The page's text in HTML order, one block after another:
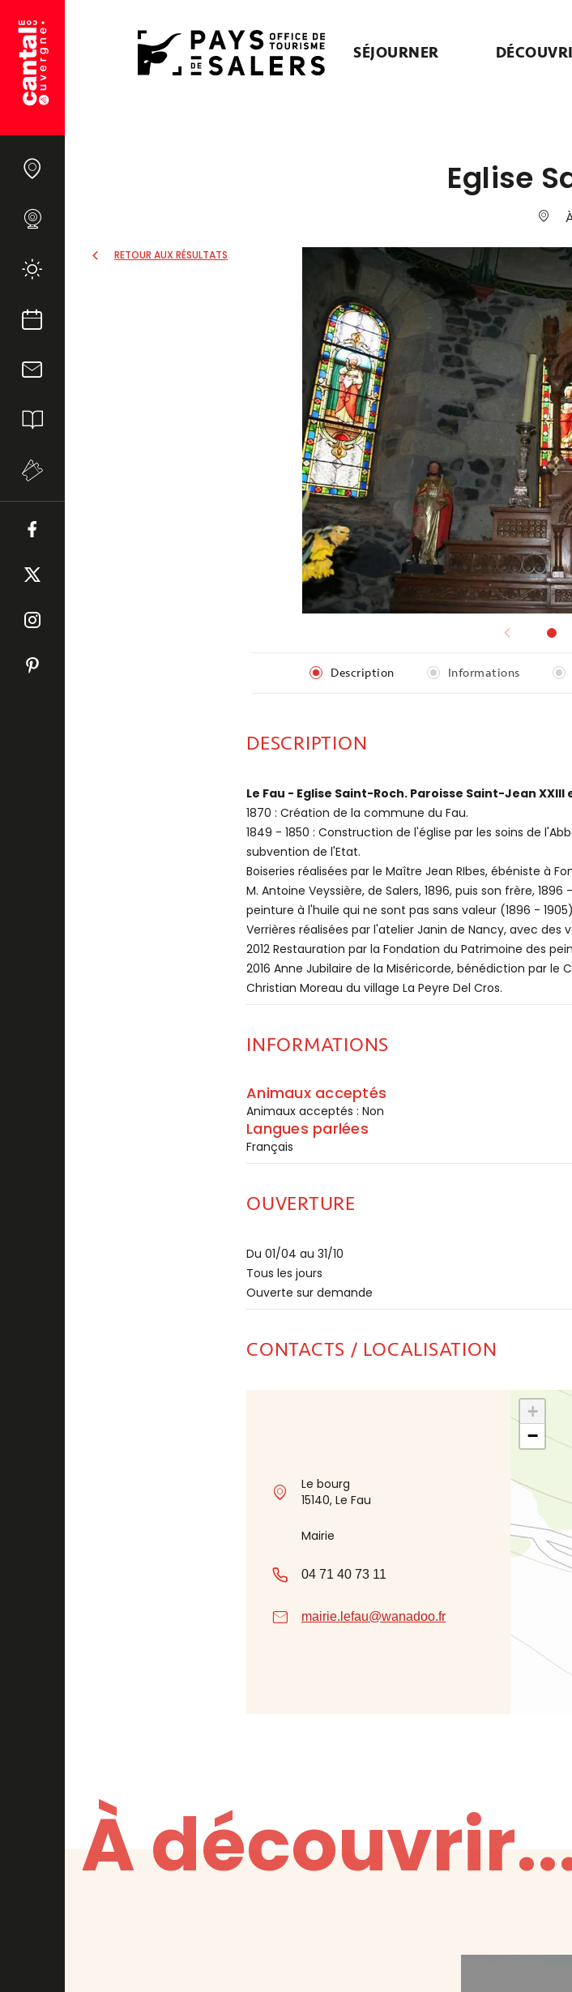
SÉJOURNER
Eglise
RETOUR AUX RÉSULTATS
Description Informations
DESCRIPTION
Le Fau - Eglise Saint-Roch. Paroisse Saint-Jean XXIII
1870 : Création de la commune du Fau.
1849 - 1850 : Construction de l'église par les soins de
subvention de l'Etat.
Boiseries réalisées par le Maître Jean RIbes, ébéniste à
M. Antoine Veyssière, de Salers, 1896, puis son frère,
peinture à l'huile qui ne sont pas sans valeur (1896 -
Verrières réalisées par l'atelier Janin de Nancy, avec des
2012 Restauration par la Fondation du Patrimoine des
2016 Anne Jubilaire de la Miséricorde, bénédiction par
Christian Moreau du village La Peyre Del Cros.
INFORMATIONS
Animaux acceptés
Animaux acceptés : Non
Langues parlées
Français
OUVERTURE
Du 01/04 au 31/10
Tous les jours
Ouverte sur demande
CONTACTS / LOCALISATION
Le bourg
15140, Le Fau
Mairie
04 71 40 73 11
mairie.lefau@wanadoo.fr
+
−
À